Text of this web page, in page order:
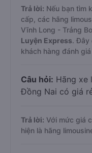
Trả lời: Nếu bạn tìm
cấp, các hãng
Vĩnh Long - Trảng
Luyện Express. Đây
khách hàng đánh
Câu hỏi: Hãng xe
Đồng Nai có giá
Trả lời: Với mức giá
hiện là hãng